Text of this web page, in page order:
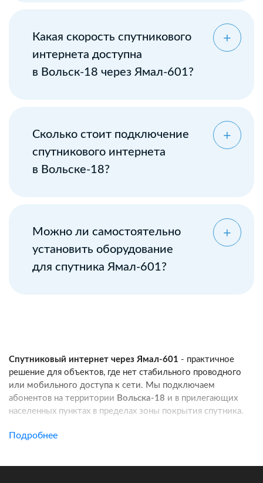
Какая скорость спутникового
интернета доступна
в Вольск-18 через Ямал-601?
Сколько стоит подключение
спутникового интернета
в Вольске-18?
Можно ли самостоятельно
установить оборудование
для спутника Ямал-601?
Спутниковый интернет через Ямал-601 - практичное
решение для объектов, где нет стабильного проводного
или мобильного доступа к сети. Мы подключаем
абонентов на территории Вольска-18 и в прилегающих
населенных пунктах в пределах зоны покрытия спутника.
Услуга подходит для частных домов, дач, фермерских
Подробнее